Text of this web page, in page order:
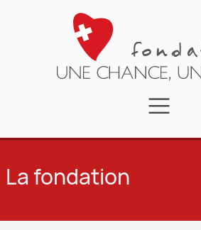
NEWS
LA FONDATION
CONTACT
TÉMOIGNAGES
La fondation